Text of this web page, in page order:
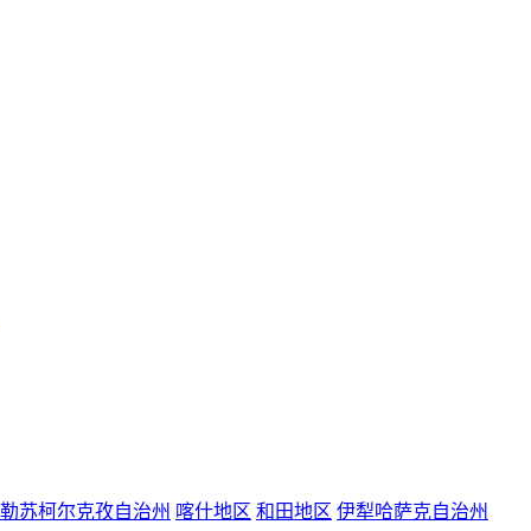
苏柯尔克孜自治州 喀什地区 和田地区 伊犁哈萨克自治州